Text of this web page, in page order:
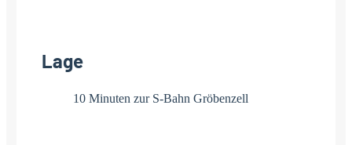
Lage
10 Minuten zur S-Bahn Gröbenzell